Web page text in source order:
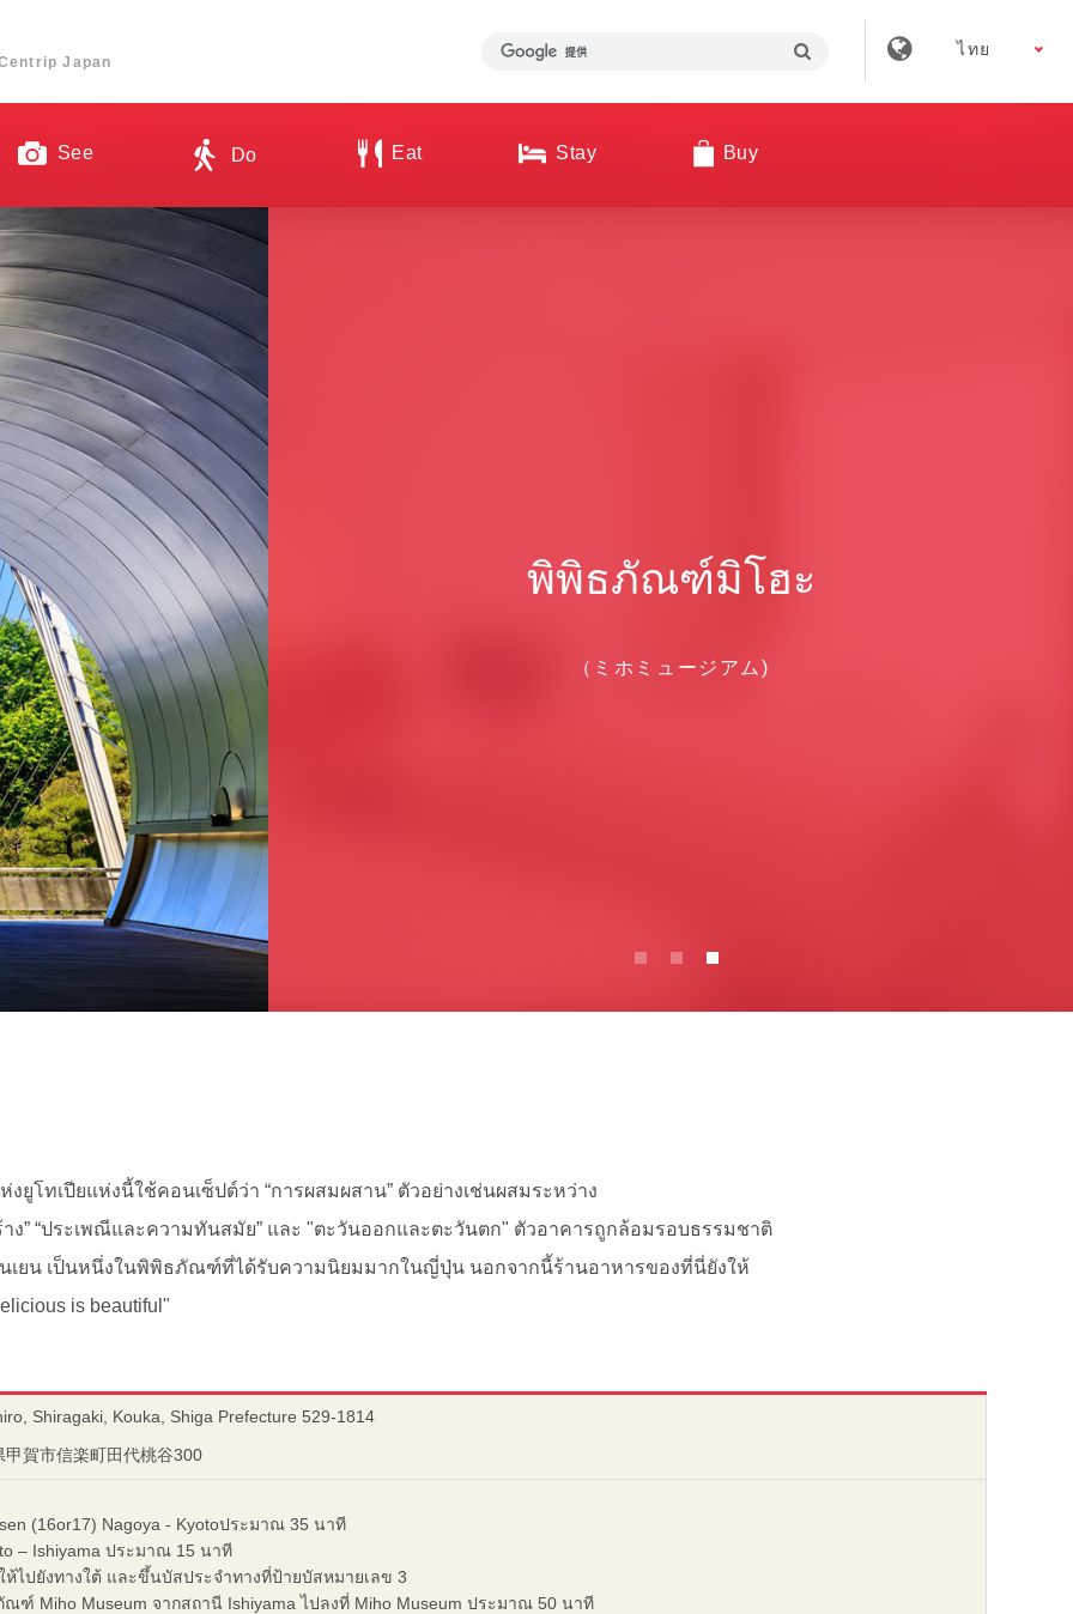
Japan
ไทย
See Do Eat Stay Buy
พิพิธภัณฑ์มิโฮะ
（ミホミュージアム)
โทเปียแห่งนี้ใช้คอนเซ็ปต์ว่า “การผสมผสาน” ตัวอย่างเช่นผสมระหว่าง
ง” “ประเพณีและความทันสมัย” และ "ตะวันออกและตะวันตก" ตัวอาคารถูกล้อมรอบธรรมชาติ
เยน เป็นหนึ่งในพิพิธภัณฑ์ที่ได้รับความนิยมมากในญี่ปุ่น นอกจากนี้ร้านอาหารของที่นี่ยังให้
is beautiful"
Shiragaki, Kouka, Shiga Prefecture 529-1814
賀市信楽町田代桃谷300
(16or17) Nagoya - Kyotoประมาณ 35 นาที
– Ishiyama ประมาณ 15 นาที
ห้ไปยังทางใต้ และขึ้นบัสประจำทางที่ป้ายบัสหมายเลข 3
ณฑ์ Miho Museum จากสถานี Ishiyama ไปลงที่ Miho Museum ประมาณ 50 นาที